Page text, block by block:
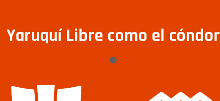
Yaruquí Libre como el cóndor